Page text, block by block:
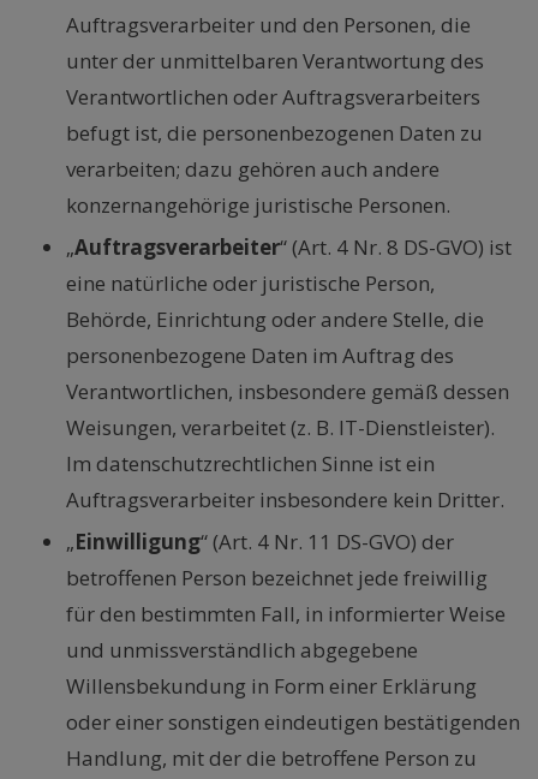
Auftragsverarbeiter und den Personen, die
unter der unmittelbaren Verantwortung des
Verantwortlichen oder Auftragsverarbeiters
befugt ist, die personenbezogenen Daten zu
verarbeiten; dazu gehören auch andere
konzernangehörige juristische Personen.
„Auftragsverarbeiter“ (Art. 4 Nr. 8 DS-GVO) ist
eine natürliche oder juristische Person,
Behörde, Einrichtung oder andere Stelle, die
personenbezogene Daten im Auftrag des
Verantwortlichen, insbesondere gemäß dessen
Weisungen, verarbeitet (z. B. IT-Dienstleister).
Im datenschutzrechtlichen Sinne ist ein
Auftragsverarbeiter insbesondere kein Dritter.
„Einwilligung“ (Art. 4 Nr. 11 DS-GVO) der
betroffenen Person bezeichnet jede freiwillig
für den bestimmten Fall, in informierter Weise
und unmissverständlich abgegebene
Willensbekundung in Form einer Erklärung
oder einer sonstigen eindeutigen bestätigenden
Handlung, mit der die betroffene Person zu